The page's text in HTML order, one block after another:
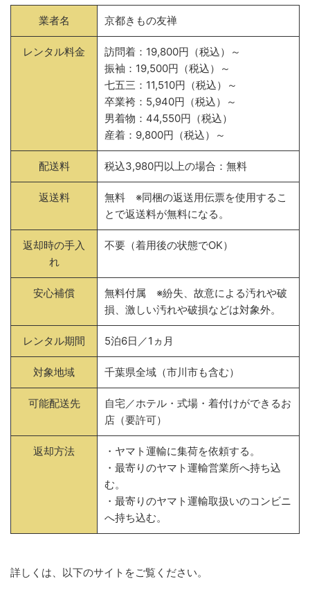
業者名 京都きもの友禅
レンタル料金
訪問着：19,800円（税込）～
振袖：19,500円（税込）～
七五三：11,510円（税込）～
卒業袴：5,940円（税込）～
男着物：44,550円（税込）
産着：9,800円（税込）～
配送料 税込3,980円以上の場合：無料
返送料
無料 ※同梱の返送用伝票を使用するこ
とで返送料が無料になる。
返却時の手入
れ
不要（着用後の状態でOK）
安心補償
無料付属 ※紛失、故意による汚れや破
損、激しい汚れや破損などは対象外。
レンタル期間 5泊6日／1ヵ月
対象地域 千葉県全域（市川市も含む）
可能配送先
自宅／ホテル・式場・着付けができるお
店（要許可）
返却方法
・ヤマト運輸に集荷を依頼する。
・最寄りのヤマト運輸営業所へ持ち込
む。
・最寄りのヤマト運輸取扱いのコンビニ
へ持ち込む。
詳しくは、以下のサイトをご覧ください。